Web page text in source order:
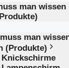
man wissen
man
(Produkte)